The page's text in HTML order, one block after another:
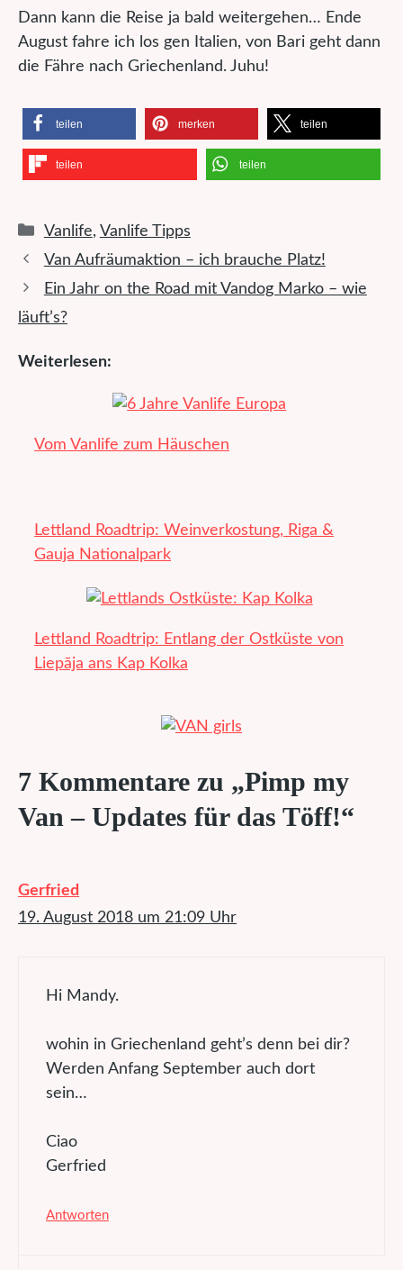
Dann kann die Reise ja bald weitergehen… Ende
August fahre ich los gen Italien, von Bari geht dann
die Fähre nach Griechenland. Juhu!
teilen merken teilen
teilen teilen
Kategorien
Vanlife, Vanlife Tipps
Van Aufräumaktion – ich brauche Platz!
Ein Jahr on the Road mit Vandog Marko – wie
läuft’s?
Weiterlesen:
Vom Vanlife zum Häuschen
Lettland Roadtrip: Weinverkostung, Riga &
Gauja Nationalpark
Lettland Roadtrip: Entlang der Ostküste von
Liepāja ans Kap Kolka
7 Kommentare zu „Pimp my
Van – Updates für das Töff!“
Gerfried
19. August 2018 um 21:09 Uhr
Hi Mandy.
wohin in Griechenland geht’s denn bei dir?
Werden Anfang September auch dort
sein…
Ciao
Gerfried
Antworten